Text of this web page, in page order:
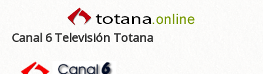
Canal 6 Televisión Totana